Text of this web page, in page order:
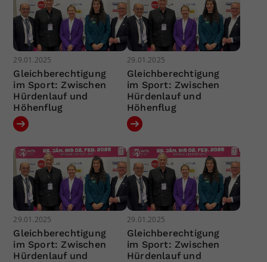
29.01.2025
Gleichberechtigung
im Sport: Zwischen
Hürdenlauf und
Höhenflug
29.01.2025
Gleichberechtigung
im Sport: Zwischen
Hürdenlauf und
Höhenflug
29.01.2025
Gleichberechtigung
im Sport: Zwischen
Hürdenlauf und
29.01.2025
Gleichberechtigung
im Sport: Zwischen
Hürdenlauf und